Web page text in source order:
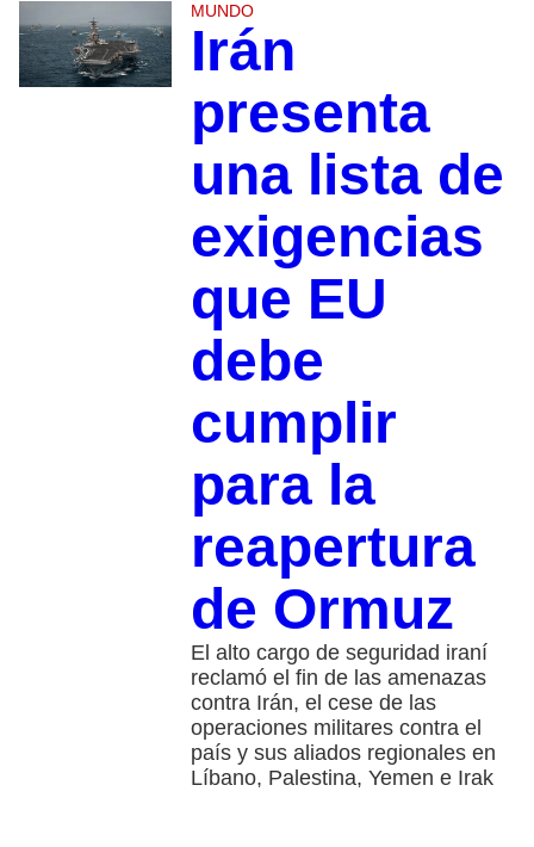
MUNDO
Irán
presenta
una lista de
exigencias
que EU
debe
cumplir
para la
reapertura
de Ormuz
El alto cargo de seguridad iraní
reclamó el fin de las amenazas
contra Irán, el cese de las
operaciones militares contra el
país y sus aliados regionales en
Líbano, Palestina, Yemen e Irak